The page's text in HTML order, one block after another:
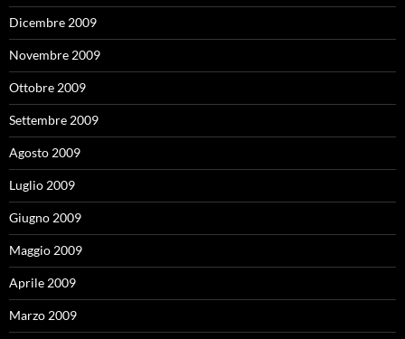
Dicembre 2009
Novembre 2009
Ottobre 2009
Settembre 2009
Agosto 2009
Luglio 2009
Giugno 2009
Maggio 2009
Aprile 2009
Marzo 2009